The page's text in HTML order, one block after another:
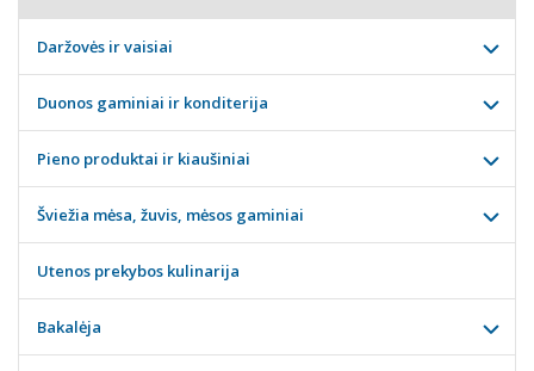
Daržovės ir vaisiai
Duonos gaminiai ir konditerija
Pieno produktai ir kiaušiniai
Šviežia mėsa, žuvis, mėsos gaminiai
Utenos prekybos kulinarija
Bakalėja